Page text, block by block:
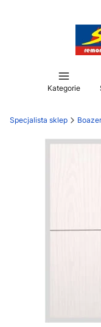
Kategorie
Specjalista sklep